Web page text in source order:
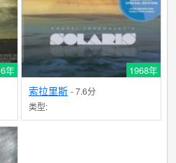
年 1968年
索拉里斯 - 7.6分
类型: